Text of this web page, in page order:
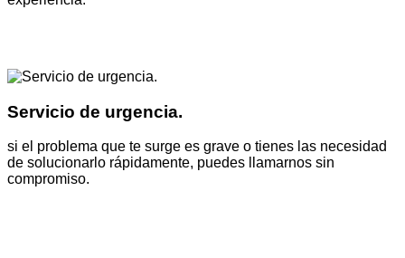
Servicio de urgencia.
si el problema que te surge es grave o tienes las necesidad
de solucionarlo rápidamente, puedes llamarnos sin
compromiso.